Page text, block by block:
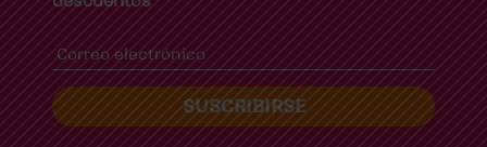
SUSCRIBIRSE